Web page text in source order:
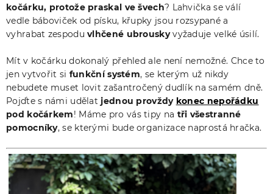
kočárku, protože praskal ve švech? Lahvička se válí
vedle báboviček od písku, křupky jsou rozsypané a
vyhrabat zespoduvlhčené ubrouskyvyžaduje velké úsilí.
Mít v kočárku dokonalý přehled ale není nemožné. Chce to
jen vytvořit si funkční systém, se kterým už nikdy
nebudete muset lovit zašantročený dudlík na samém dně.
Pojďte s námi udělat jednou provždy konec nepořádku
pod kočárkem! Máme pro vás tipy na tři všestranné
pomocníky, se kterými bude organizace naprostá hračka.